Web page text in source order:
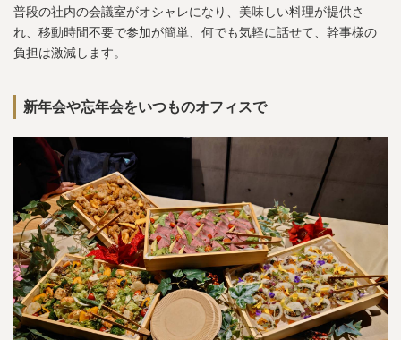
普段の社内の会議室がオシャレになり、美味しい料理が提供さ
れ、移動時間不要で参加が簡単、何でも気軽に話せて、幹事様の
負担は激減します。
新年会や忘年会をいつものオフィスで